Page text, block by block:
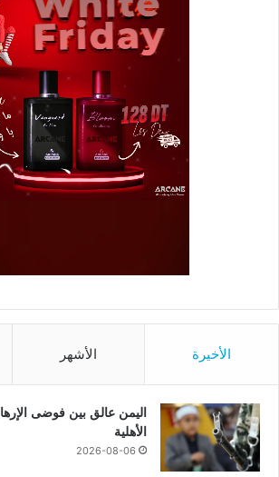
الأخيرة الأشهر
اليمن عالق بين فوضى
الأهلية
2026-08-06